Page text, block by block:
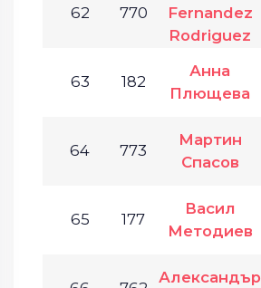
62 770
Fernandez
Rodriguez
63 182
Анна
Плющева
64 773
Мартин
Спасов
65 177
Васил
Методиев
Александър